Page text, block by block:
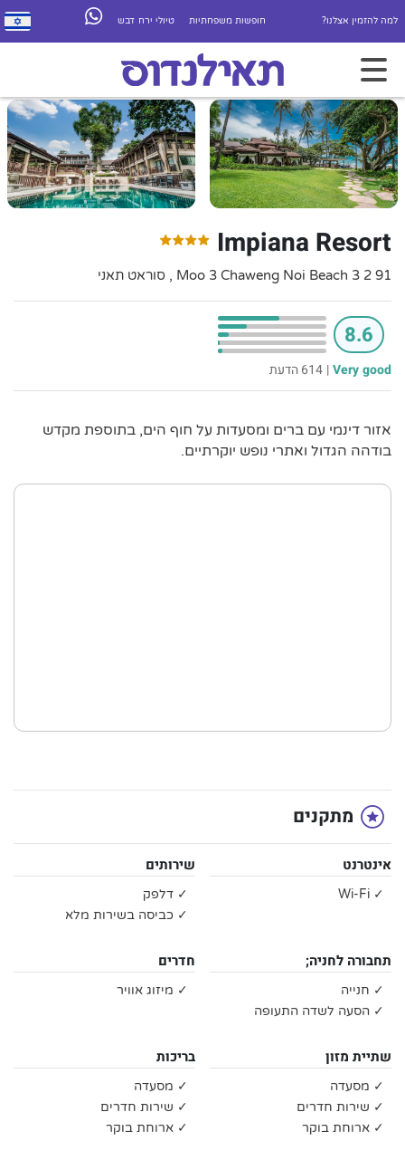
למה להזמין אצלנו? חופשות משפחתיות טיולי ירח דבש
Impiana Resort
91 2 3 Moo 3 Chaweng Noi Beach , סוראט תאני
8.6
Very good
| 614 הדעת
אזור דינמי עם ברים ומסעדות על חוף הים, בתוספת מקדש
בודהה הגדול ואתרי נופש יוקרתיים.
מתקנים
אינטרנט
✓ Wi-Fi
שירותים
✓ דלפק
✓ כביסה בשירות מלא
תחבורה לחניה;
✓ חנייה
✓ הסעה לשדה התעופה
חדרים
✓ מיזוג אוויר
שתיית מזון
✓ מסעדה
✓ שירות חדרים
✓ ארוחת בוקר
בריכות
✓ מסעדה
✓ שירות חדרים
✓ ארוחת בוקר